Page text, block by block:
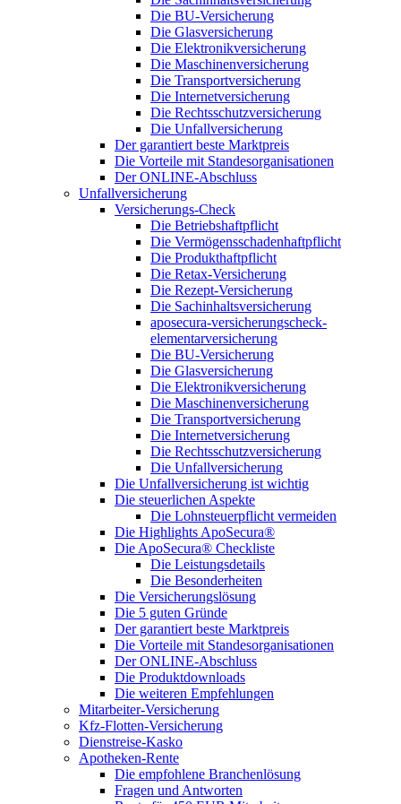
Die BU-Versicherung
Die Glasversicherung
Die Elektronikversicherung
Die Maschinenversicherung
Die Transportversicherung
Die Internetversicherung
Die Rechtsschutzversicherung
Die Unfallversicherung
Der garantiert beste Marktpreis
Die Vorteile mit Standesorganisationen
Der ONLINE-Abschluss
Unfallversicherung
Versicherungs-Check
Die Betriebshaftpflicht
Die Vermögensschadenhaftpflicht
Die Produkthaftpflicht
Die Retax-Versicherung
Die Rezept-Versicherung
Die Sachinhaltsversicherung
aposecura-versicherungscheck-
elementarversicherung
Die BU-Versicherung
Die Glasversicherung
Die Elektronikversicherung
Die Maschinenversicherung
Die Transportversicherung
Die Internetversicherung
Die Rechtsschutzversicherung
Die Unfallversicherung
Die Unfallversicherung ist wichtig
Die steuerlichen Aspekte
Die Lohnsteuerpflicht vermeiden
Die Highlights ApoSecura®
Die ApoSecura® Checkliste
Die Leistungsdetails
Die Besonderheiten
Die Versicherungslösung
Die 5 guten Gründe
Der garantiert beste Marktpreis
Die Vorteile mit Standesorganisationen
Der ONLINE-Abschluss
Die Produktdownloads
Die weiteren Empfehlungen
Mitarbeiter-Versicherung
Kfz-Flotten-Versicherung
Dienstreise-Kasko
Apotheken-Rente
Die empfohlene Branchenlösung
Fragen und Antworten